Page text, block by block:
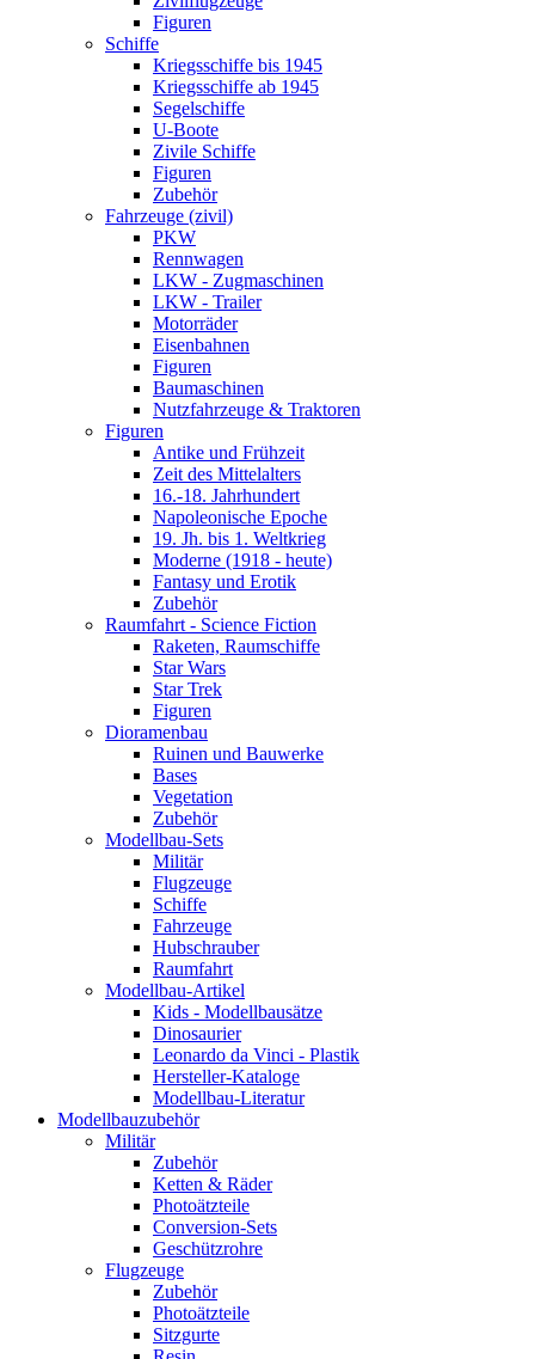
Figuren
Schiffe
Kriegsschiffe bis 1945
Kriegsschiffe ab 1945
Segelschiffe
U-Boote
Zivile Schiffe
Figuren
Zubehör
Fahrzeuge (zivil)
PKW
Rennwagen
LKW - Zugmaschinen
LKW - Trailer
Motorräder
Eisenbahnen
Figuren
Baumaschinen
Nutzfahrzeuge & Traktoren
Figuren
Antike und Frühzeit
Zeit des Mittelalters
16.-18. Jahrhundert
Napoleonische Epoche
19. Jh. bis 1. Weltkrieg
Moderne (1918 - heute)
Fantasy und Erotik
Zubehör
Raumfahrt - Science Fiction
Raketen, Raumschiffe
Star Wars
Star Trek
Figuren
Dioramenbau
Ruinen und Bauwerke
Bases
Vegetation
Zubehör
Modellbau-Sets
Militär
Flugzeuge
Schiffe
Fahrzeuge
Hubschrauber
Raumfahrt
Modellbau-Artikel
Kids - Modellbausätze
Dinosaurier
Leonardo da Vinci - Plastik
Hersteller-Kataloge
Modellbau-Literatur
Modellbauzubehör
Militär
Zubehör
Ketten & Räder
Photoätzteile
Conversion-Sets
Geschützrohre
Flugzeuge
Zubehör
Photoätzteile
Sitzgurte